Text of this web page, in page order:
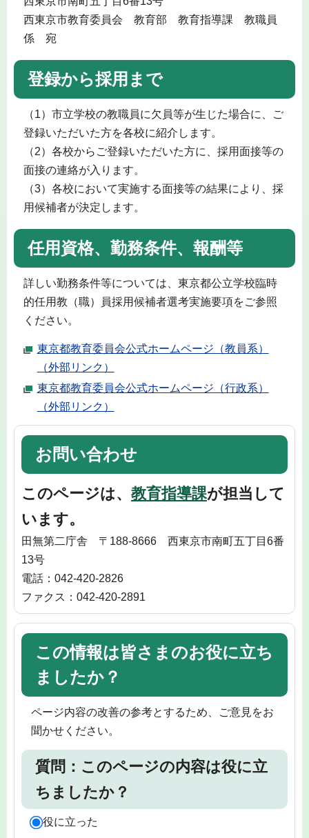
西東京市教育委員会 教育部 教育指導課 教職員
係 宛
登録から採用まで
（1）市立学校の教職員に欠員等が生じた場合に、ご
登録いただいた方を各校に紹介します。
（2）各校からご登録いただいた方に、採用面接等の
面接の連絡が入ります。
（3）各校において実施する面接等の結果により、採
用候補者が決定します。
任用資格、勤務条件、報酬等
詳しい勤務条件等については、東京都公立学校臨時
的任用教（職）員採用候補者選考実施要項をご参照
ください。
東京都教育委員会公式ホームページ（教員系）
（外部リンク）
東京都教育委員会公式ホームページ（行政系）
（外部リンク）
お問い合わせ
このページは、 教育指導課が担当して
います。
田無第二庁舎 〒188-8666 西東京市南町五丁目6番
13号
電話：042-420-2826
ファクス：042-420-2891
この情報は皆さまのお役に立ち
ましたか？
ページ内容の改善の参考とするため、ご意見をお
聞かせください。
質問：このページの内容は役に立
ちましたか？
役に立った